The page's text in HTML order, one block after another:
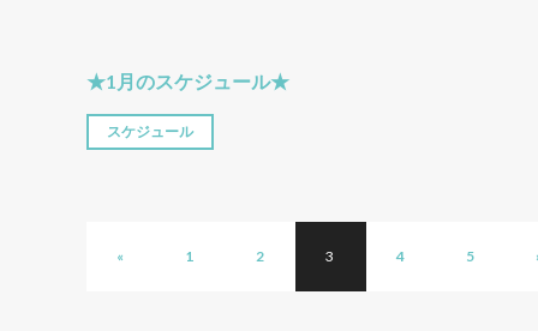
★1月のスケジュール★
スケジュール
« 1 2 3 4 5